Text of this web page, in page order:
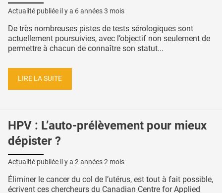
Actualité publiée il y a 6 années 3 mois
De très nombreuses pistes de tests sérologiques sont
actuellement poursuivies, avec l’objectif non seulement de
permettre à chacun de connaître son statut...
LIRE LA SUITE
HPV : L’auto-prélèvement pour mieux
dépister ?
Actualité publiée il y a 2 années 2 mois
Éliminer le cancer du col de l’utérus, est tout à fait possible,
écrivent ces chercheurs du Canadian Centre for Applied